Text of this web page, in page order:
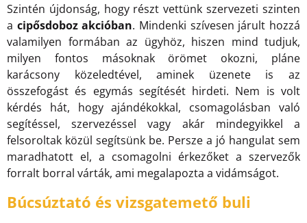
Szintén újdonság, hogy részt vettünk szervezeti szinten
a cipősdoboz akcióban. Mindenki szívesen járult hozzá
valamilyen formában az ügyhöz, hiszen mind tudjuk,
milyen fontos másoknak örömet okozni, pláne
karácsony közeledtével, aminek üzenete is az
összefogást és egymás segítését hirdeti. Nem is volt
kérdés hát, hogy ajándékokkal, csomagolásban való
segítéssel, szervezéssel vagy akár mindegyikkel a
felsoroltak közül segítsünk be. Persze a jó hangulat sem
maradhatott el, a csomagolni érkezőket a szervezők
forralt borral várták, ami megalapozta a vidámságot.
Búcsúztató és vizsgatemető buli